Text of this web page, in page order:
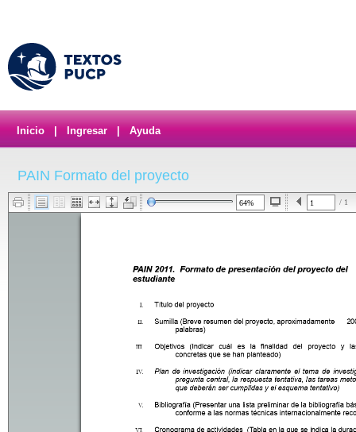
Inicio Ingresar Ayuda
PAIN Formato del proyecto
/ 1